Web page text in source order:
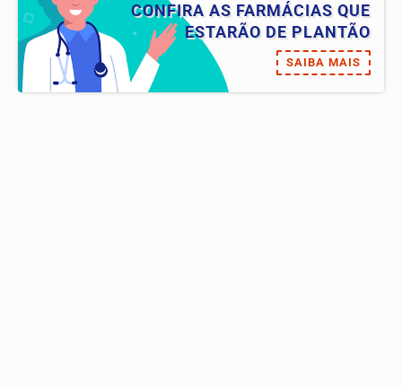
CONFIRA AS FARMÁCIAS QUE
ESTARÃO DE PLANTÃO
SAIBA MAIS